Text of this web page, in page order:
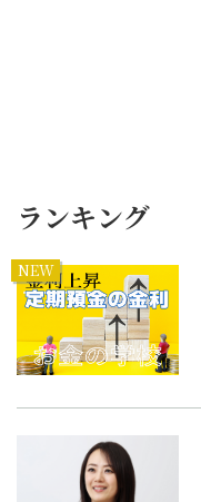
ランキング
NEW